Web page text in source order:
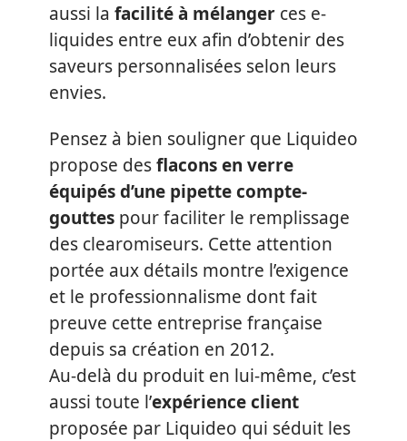
aussi la facilité à mélanger ces e-
liquides entre eux afin d’obtenir des
saveurs personnalisées selon leurs
envies.
Pensez à bien souligner que Liquideo
propose desflacons en verre
équipés d’une pipette compte-
gouttes pour faciliter le remplissage
des clearomiseurs. Cette attention
portée aux détails montre l’exigence
et le professionnalisme dont fait
preuve cette entreprise française
depuis sa création en 2012.
Au-delà du produit en lui-même, c’est
aussi toute l’expérience client
proposée par Liquideo qui séduit les